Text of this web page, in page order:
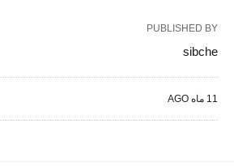
PUBLISHED BY
sibche
11 ماه AGO